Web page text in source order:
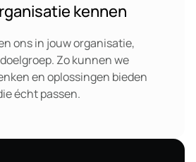
kennen
ons in jouw organisatie,
Zo kunnen we
en oplossingen bieden
écht passen.